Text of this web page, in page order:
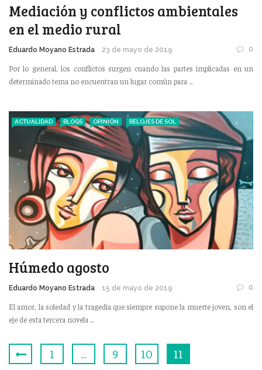
Mediación y conflictos ambientales
en el medio rural
Eduardo Moyano Estrada 23 de mayo de 2019 0
Por lo general, los conflictos surgen cuando las partes implicadas en un
determinado tema no encuentran un lugar común para ...
ACTUALIDAD BLOGS OPINIÓN RELOJES DE SOL
Húmedo agosto
Eduardo Moyano Estrada 15 de mayo de 2019 0
El amor, la soledad y la tragedia que siempre supone la muerte joven, son el
eje de esta tercera novela ...
1 9 10 11